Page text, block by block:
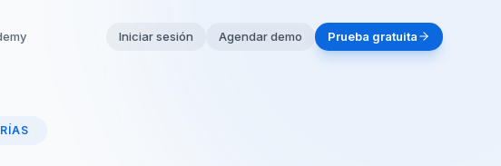
Iniciar sesión Agendar demo Prueba gratuita